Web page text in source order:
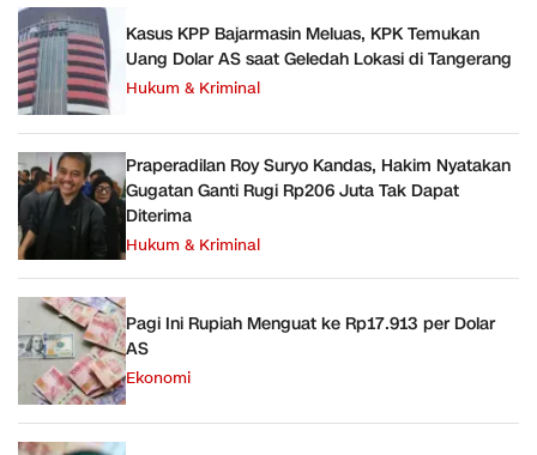
Kasus KPP Bajarmasin Meluas, KPK Temukan
Uang Dolar AS saat Geledah Lokasi di Tangerang
Hukum & Kriminal
Praperadilan Roy Suryo Kandas, Hakim Nyatakan
Gugatan Ganti Rugi Rp206 Juta Tak Dapat
Diterima
Hukum & Kriminal
Pagi Ini Rupiah Menguat ke Rp17.913 per Dolar
AS
Ekonomi